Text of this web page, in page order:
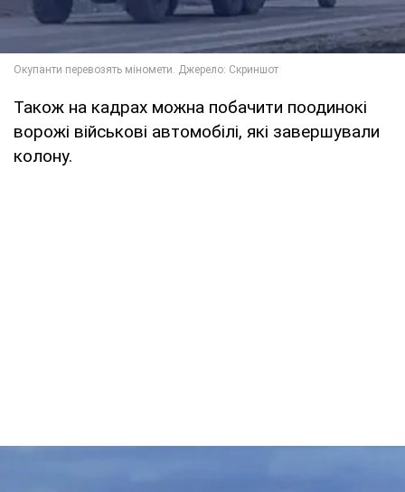
Також на кадрах можна побачити поодинокі
ворожі військові автомобілі, які завершували
колону.